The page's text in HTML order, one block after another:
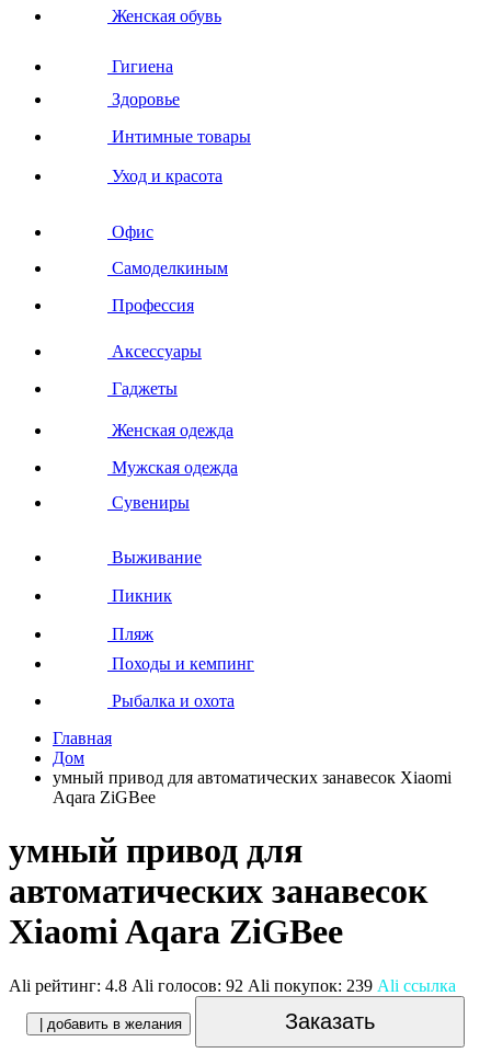
Женская обувь
Гигиена
Здоровье
Интимные товары
Уход и красота
Офис
Самоделкиным
Профессия
Аксессуары
Гаджеты
Женская одежда
Мужская одежда
Сувениры
Выживание
Пикник
Пляж
Походы и кемпинг
Рыбалка и охота
Главная
Дом
умный привод для автоматических занавесок Xiaomi
Aqara ZiGBee
умный привод для
автоматических занавесок
Xiaomi Aqara ZiGBee
Ali рейтинг: 4.8 Ali голосов: 92 Ali покупок: 239 Ali ссылка
| добавить в желания Заказать